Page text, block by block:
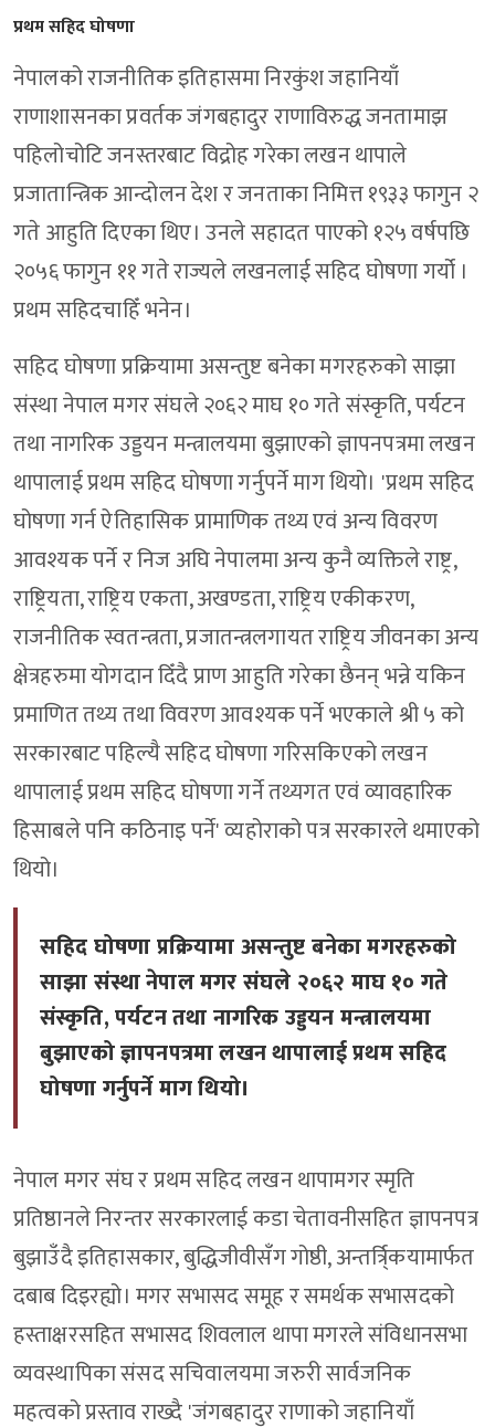
प्रथम सहिद घोषणा
नेपालको राजनीतिक इतिहासमा निरकुंश जहानियाँ
राणाशासनका प्रवर्तक जंगबहादुर राणाविरुद्ध जनतामाझ
पहिलोचोटि जनस्तरबाट विद्रोह गरेका लखन थापाले
प्रजातान्त्रिक आन्दोलन देश र जनताका निमित्त १९३३ फागुन २
गते आहुति दिएका थिए। उनले सहादत पाएको १२५ वर्षपछि
२०५६ फागुन ११ गते राज्यले लखनलाई सहिद घोषणा गर्यो ।
प्रथम सहिदचाहिँ भनेन।
सहिद घोषणा प्रक्रियामा असन्तुष्ट बनेका मगरहरुको साझा
संस्था नेपाल मगर संघले २०६२ माघ १० गते संस्कृति, पर्यटन
तथा नागरिक उड्डयन मन्त्रालयमा बुझाएको ज्ञापनपत्रमा लखन
थापालाई प्रथम सहिद घोषणा गर्नुपर्ने माग थियो। 'प्रथम सहिद
घोषणा गर्न ऐतिहासिक प्रामाणिक तथ्य एवं अन्य विवरण
आवश्यक पर्ने र निज अघि नेपालमा अन्य कुनै व्यक्तिले राष्ट्र,
राष्ट्रियता, राष्ट्रिय एकता, अखण्डता, राष्ट्रिय एकीकरण,
राजनीतिक स्वतन्त्रता, प्रजातन्त्रलगायत राष्ट्रिय जीवनका अन्य
क्षेत्रहरुमा योगदान दिँदै प्राण आहुति गरेका छैनन् भन्ने यकिन
प्रमाणित तथ्य तथा विवरण आवश्यक पर्ने भएकाले श्री ५ को
सरकारबाट पहिल्यै सहिद घोषणा गरिसकिएको लखन
थापालाई प्रथम सहिद घोषणा गर्ने तथ्यगत एवं व्यावहारिक
हिसाबले पनि कठिनाइ पर्ने' व्यहोराको पत्र सरकारले थमाएको
थियो।
सहिद घोषणा प्रक्रियामा असन्तुष्ट बनेका मगरहरुको
साझा संस्था नेपाल मगर संघले २०६२ माघ १० गते
संस्कृति, पर्यटन तथा नागरिक उड्डयन मन्त्रालयमा
बुझाएको ज्ञापनपत्रमा लखन थापालाई प्रथम सहिद
घोषणा गर्नुपर्ने माग थियो।
नेपाल मगर संघ र प्रथम सहिद लखन थापामगर स्मृति
प्रतिष्ठानले निरन्तर सरकारलाई कडा चेतावनीसहित ज्ञापनपत्र
बुझाउँदै इतिहासकार, बुद्धिजीवीसँग गोष्ठी, अन्तर्त्रि्कयामार्फत
दबाब दिइरह्यो। मगर सभासद समूह र समर्थक सभासदको
हस्ताक्षरसहित सभासद शिवलाल थापा मगरले संविधानसभा
व्यवस्थापिका संसद सचिवालयमा जरुरी सार्वजनिक
महत्वको प्रस्ताव राख्दै 'जंगबहादुर राणाको जहानियाँ